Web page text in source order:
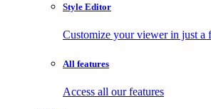
Style Editor
Customize your viewer in just a
All features
Access all our features